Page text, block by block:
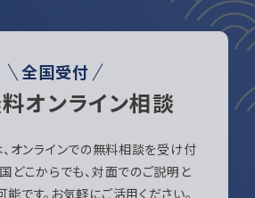
全国受付
オンライン相談
ンラインでの無料相談を受け付
どこからでも、対面でのご説明と
です。お気軽にご活用ください。